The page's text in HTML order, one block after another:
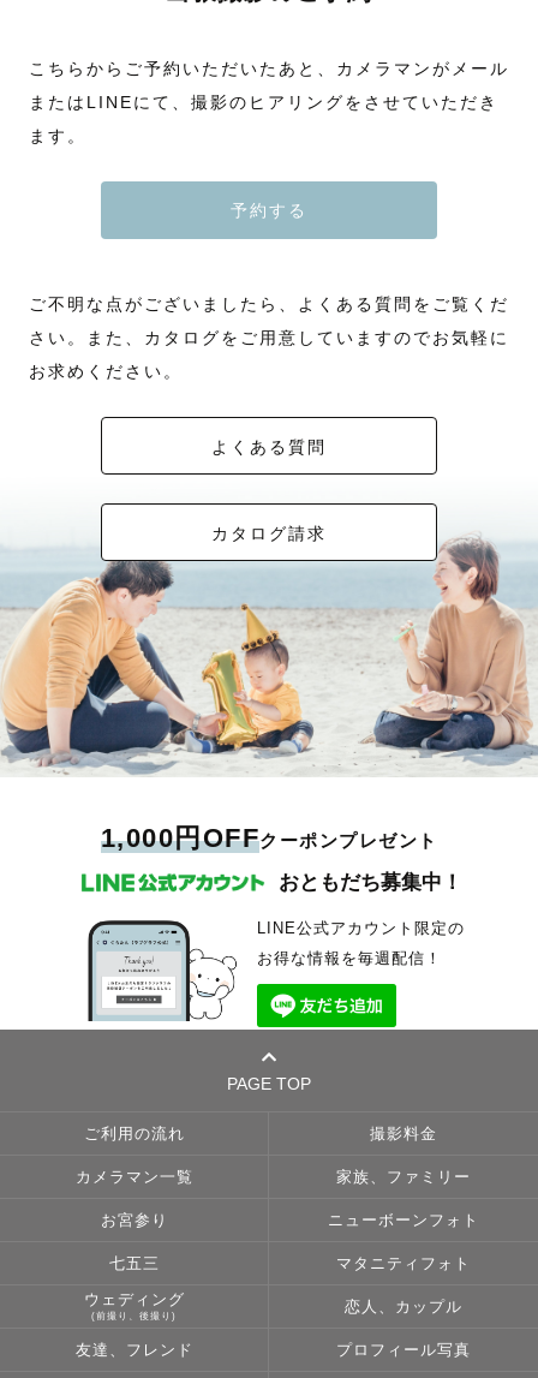
こちらからご予約いただいたあと、カメラマンがメール
またはLINEにて、撮影のヒアリングをさせていただき
ます。
予約する
ご不明な点がございましたら、よくある質問をご覧くだ
さい。また、カタログをご用意していますのでお気軽に
お求めください。
よくある質問
カタログ請求
1,000円OFFクーポンプレゼント
おともだち募集中！
LINE公式アカウント限定の
お得な情報を毎週配信！
PAGE TOP
ご利用の流れ 撮影料金
カメラマン一覧 家族、ファミリー
お宮参り ニューボーンフォト
七五三 マタニティフォト
ウェディング
(前撮り、後撮り)
恋人、カップル
友達、フレンド プロフィール写真